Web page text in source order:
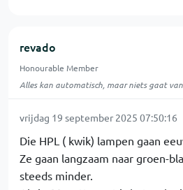
revado
Honourable Member
Alles kan automatisch, maar niets gaat
vrijdag 19 september 2025 07:50:16
Die HPL ( kwik) lampen gaan
Ze gaan langzaam naar groen-
steeds minder.